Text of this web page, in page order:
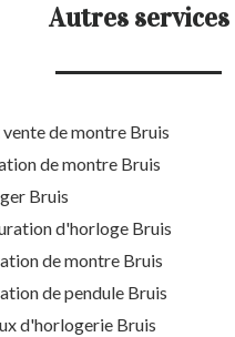
Autres services
de montre Bruis
de montre Bruis
Bruis
d'horloge Bruis
de montre Bruis
de pendule Bruis
d'horlogerie Bruis